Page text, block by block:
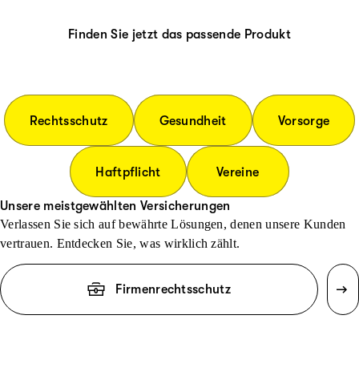
Finden Sie jetzt das passende Produkt
Rechtsschutz Gesundheit Vorsorge
Haftpflicht Vereine
Unsere meistgewählten Versicherungen
Verlassen Sie sich auf bewährte Lösungen, denen unsere Kunden
vertrauen. Entdecken Sie, was wirklich zählt.
Firmenrechtsschutz